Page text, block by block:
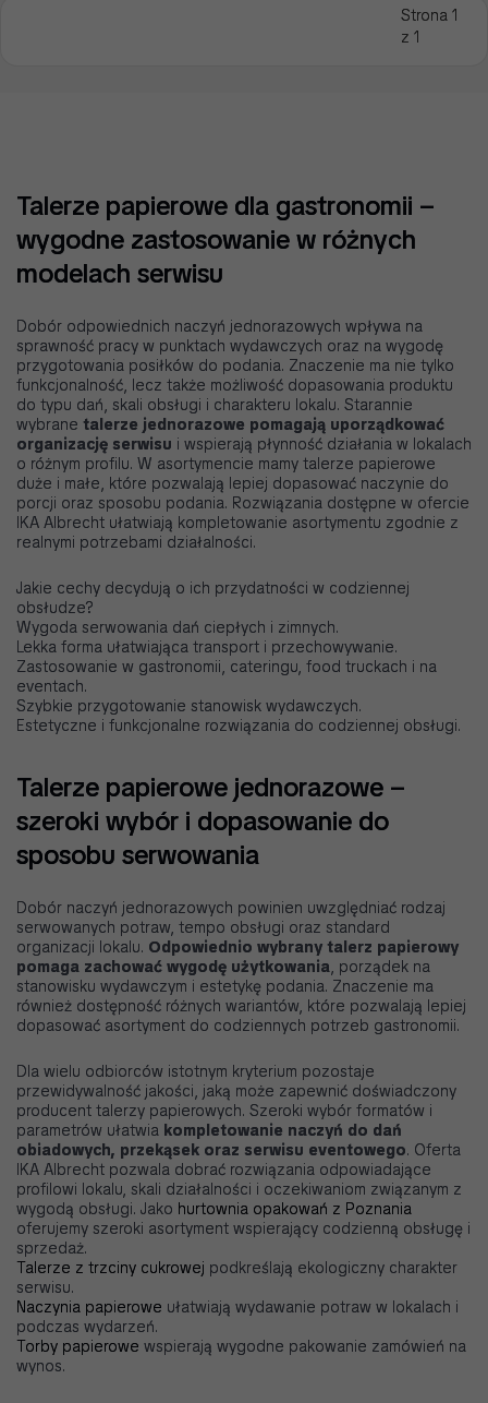
Strona 1
z 1
Talerze papierowe dla gastronomii –
wygodne zastosowanie w różnych
modelach serwisu
Dobór odpowiednich naczyń jednorazowych wpływa na
sprawność pracy w punktach wydawczych oraz na wygodę
przygotowania posiłków do podania. Znaczenie ma nie tylko
funkcjonalność, lecz także możliwość dopasowania produktu
do typu dań, skali obsługi i charakteru lokalu. Starannie
wybrane talerze jednorazowe pomagają uporządkować
organizację serwisu i wspierają płynność działania w lokalach
o różnym profilu. W asortymencie mamy talerze papierowe
duże i małe, które pozwalają lepiej dopasować naczynie do
porcji oraz sposobu podania. Rozwiązania dostępne w ofercie
IKA Albrecht ułatwiają kompletowanie asortymentu zgodnie z
realnymi potrzebami działalności.
Jakie cechy decydują o ich przydatności w codziennej
obsłudze?
Wygoda serwowania dań ciepłych i zimnych.
Lekka forma ułatwiająca transport i przechowywanie.
Zastosowanie w gastronomii, cateringu, food truckach i na
eventach.
Szybkie przygotowanie stanowisk wydawczych.
Estetyczne i funkcjonalne rozwiązania do codziennej obsługi.
Talerze papierowe jednorazowe –
szeroki wybór i dopasowanie do
sposobu serwowania
Dobór naczyń jednorazowych powinien uwzględniać rodzaj
serwowanych potraw, tempo obsługi oraz standard
organizacji lokalu. Odpowiednio wybrany talerz papierowy
pomaga zachować wygodę użytkowania, porządek na
stanowisku wydawczym i estetykę podania. Znaczenie ma
również dostępność różnych wariantów, które pozwalają lepiej
dopasować asortyment do codziennych potrzeb gastronomii.
Dla wielu odbiorców istotnym kryterium pozostaje
przewidywalność jakości, jaką może zapewnić doświadczony
producent talerzy papierowych. Szeroki wybór formatów i
parametrów ułatwia kompletowanie naczyń do dań
obiadowych, przekąsek oraz serwisu eventowego. Oferta
IKA Albrecht pozwala dobrać rozwiązania odpowiadające
profilowi lokalu, skali działalności i oczekiwaniom związanym z
wygodą obsługi. Jako hurtownia opakowań z Poznania
oferujemy szeroki asortyment wspierający codzienną obsługę i
sprzedaż.
Talerze z trzciny cukrowej podkreślają ekologiczny charakter
serwisu.
Naczynia papierowe ułatwiają wydawanie potraw w lokalach i
podczas wydarzeń.
Torby papierowe wspierają wygodne pakowanie zamówień na
wynos.